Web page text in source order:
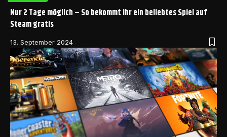
Nur 2 Tage möglich – So bekommt ihr ein beliebtes Spiel auf
Steam gratis
13. September 2024